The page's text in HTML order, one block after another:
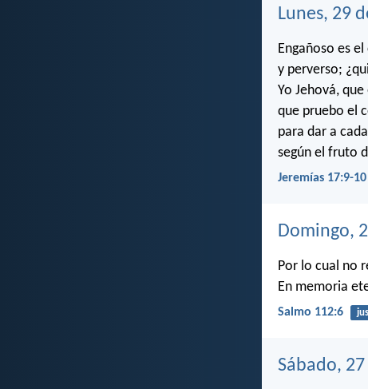
Lunes, 29
Engañoso es
y perverso;
Yo Jehová,
que pruebo el
para dar a
según el fruto
Jeremías 17:9-10
Domingo,
Por lo cual no
En memoria
Salmo 112:6
Sábado,